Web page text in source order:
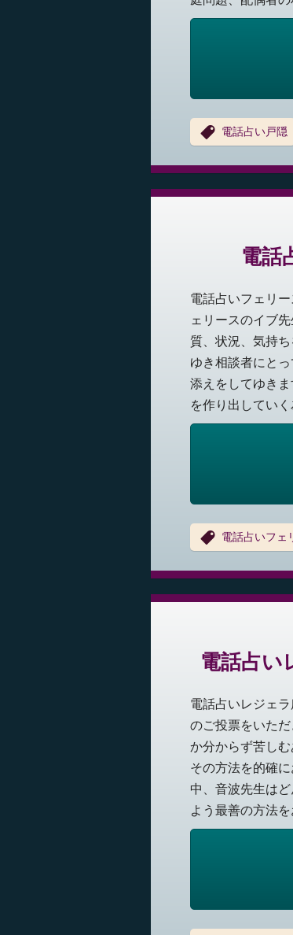
電話占い戸隠
電話
電話占いフェリ
ェリースのイブ
質、状況、気持
ゆき相談者にと
添えをしてゆき
を作り出してい
電話占いフェ
電話占い
電話占いレジェ
のご投票をいた
か分からず苦し
その方法を的確
中、音波先生は
よう最善の方法